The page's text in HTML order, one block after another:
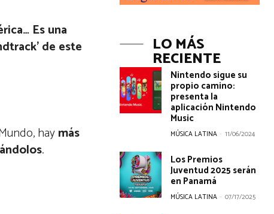
Es una
de este
haymás
.
LO MÁS
RECIENTE
Nintendo sigue su
propio camino:
presenta la
aplicación Nintendo
Music
MÚSICA LATINA - 11/06/2024
Los Premios
Juventud 2025 serán
en Panamá
MÚSICA LATINA - 07/17/2025